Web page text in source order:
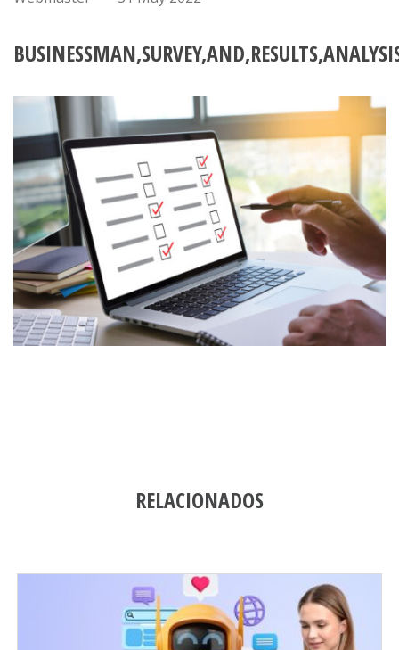
RELACIONADOS